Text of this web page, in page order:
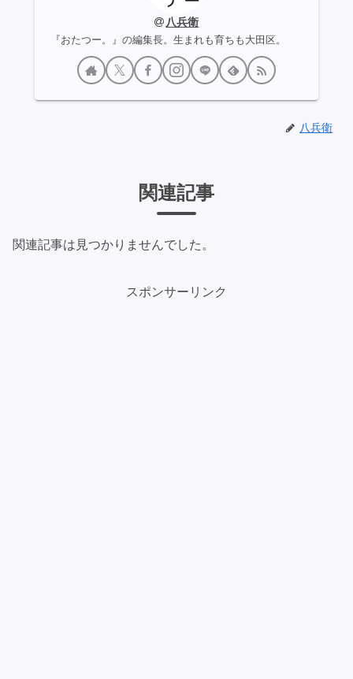
八兵衛
『おたつー。』の編集長。生まれも育ちも大田区。
八兵衛
関連記事
関連記事は見つかりませんでした。
スポンサーリンク